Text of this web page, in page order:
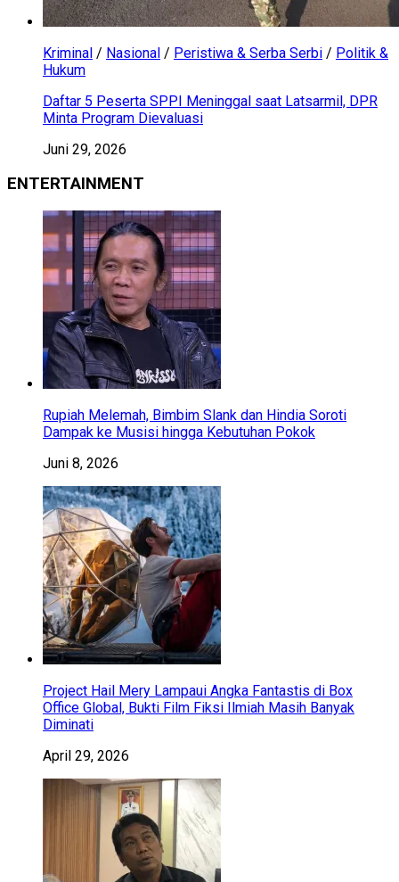
Kriminal / Nasional / Peristiwa & Serba Serbi / Politik &
Hukum
Daftar 5 Peserta SPPI Meninggal saat Latsarmil, DPR
Minta Program Dievaluasi
Juni 29, 2026
ENTERTAINMENT
Rupiah Melemah, Bimbim Slank dan Hindia Soroti
Dampak ke Musisi hingga Kebutuhan Pokok
Juni 8, 2026
Project Hail Mery Lampaui Angka Fantastis di Box
Office Global, Bukti Film Fiksi Ilmiah Masih Banyak
Diminati
April 29, 2026